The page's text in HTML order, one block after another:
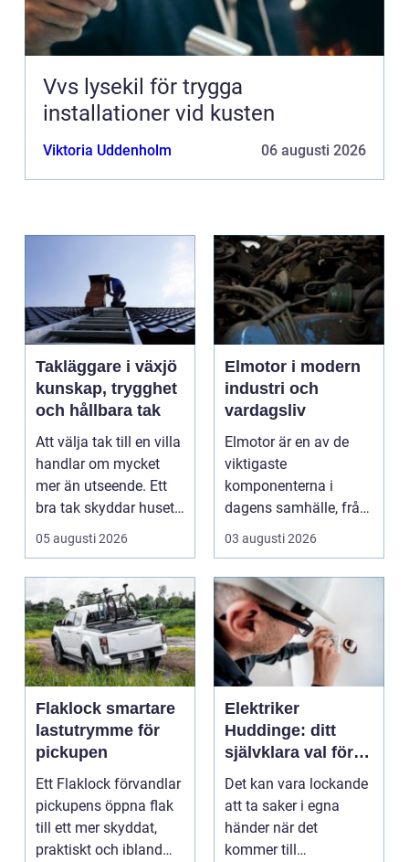
Vvs lysekil för trygga
installationer vid kusten
Viktoria Uddenholm 06 augusti 2026
Takläggare i växjö
kunskap, trygghet
och hållbara tak
Att välja tak till en villa
handlar om mycket
mer än utseende. Ett
bra tak skyddar huset
mot regn, s...
05 augusti 2026
Elmotor i modern
industri och
vardagsliv
Elmotor är en av de
viktigaste
komponenterna i
dagens samhälle, från
små hushållsapparater
till stor...
03 augusti 2026
Flaklock smartare
lastutrymme för
pickupen
Ett Flaklock förvandlar
pickupens öppna flak
till ett mer skyddat,
praktiskt och ibland
Elektriker
Huddinge: ditt
självklara val för
säker elinstallation
Det kan vara lockande
att ta saker i egna
händer när det
kommer till